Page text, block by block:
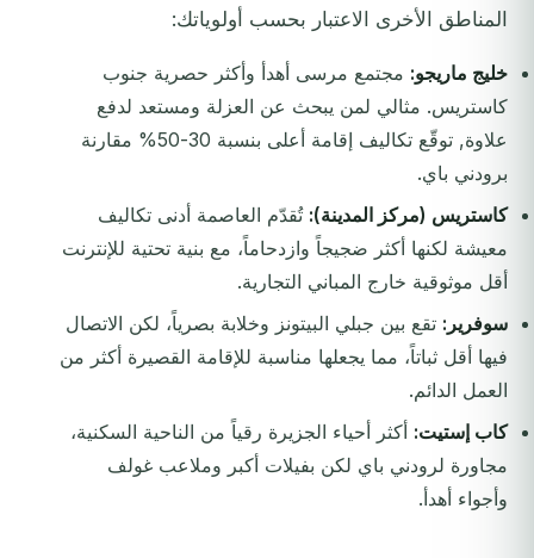
المناطق الأخرى الاعتبار بحسب أولوياتك:
خليج ماريجو: مجتمع مرسى أهدأ وأكثر حصرية جنوب
كاستريس. مثالي لمن يبحث عن العزلة ومستعد لدفع
علاوة, توقّع تكاليف إقامة أعلى بنسبة 30-50% مقارنة
برودني باي.
كاستريس (مركز المدينة): تُقدّم العاصمة أدنى تكاليف
معيشة لكنها أكثر ضجيجاً وازدحاماً، مع بنية تحتية للإنترنت
أقل موثوقية خارج المباني التجارية.
سوفرير: تقع بين جبلي البيتونز وخلابة بصرياً، لكن الاتصال
فيها أقل ثباتاً، مما يجعلها مناسبة للإقامة القصيرة أكثر من
العمل الدائم.
كاب إستيت: أكثر أحياء الجزيرة رقياً من الناحية السكنية،
مجاورة لرودني باي لكن بفيلات أكبر وملاعب غولف
وأجواء أهدأ.